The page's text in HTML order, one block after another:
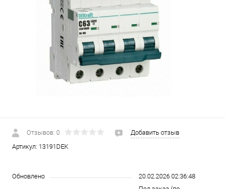
Отзывов: 0
Добавить отзыв
Артикул: 13191DEK
Обновлено 20.02.2026 02:36:48